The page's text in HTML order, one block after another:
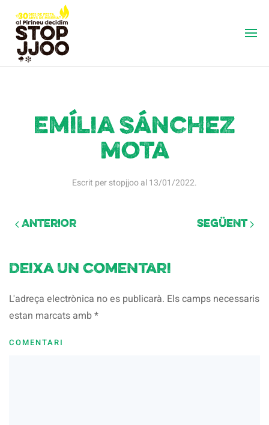
Emília Sánchez
Mota
Escrit perstopjjooal13/01/2022.
Anterior Següent
Deixa un comentari
L'adreça electrònica no es publicarà. Els camps necessaris
estan marcats amb*
COMENTARI